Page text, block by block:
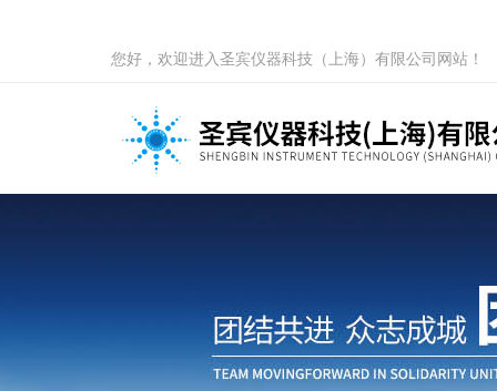
您好，欢迎进入圣宾仪器科技（上海）有限公司网站！